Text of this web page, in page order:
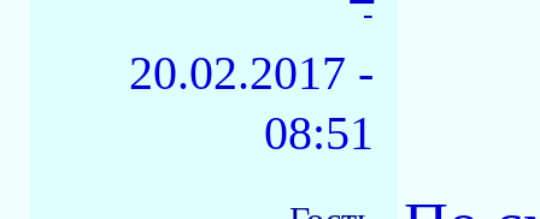
-
20.02.2017 -
08:51